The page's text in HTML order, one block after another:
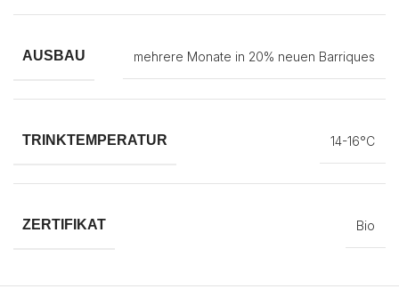
AUSBAU mehrere Monate in 20% neuen Barriques
TRINKTEMPERATUR 14-16°C
ZERTIFIKAT Bio